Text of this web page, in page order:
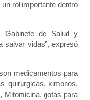
rol importante dentro
Gabinete de Salud y
salvar vidas”, expresó
medicamentos para
quirúrgicas, kimonos,
Mitomicina, gotas para